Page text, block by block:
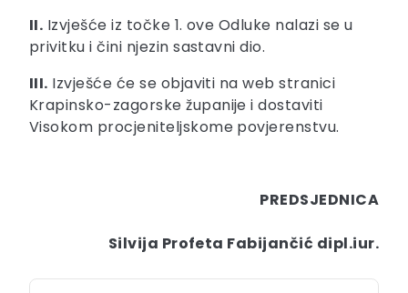
II. Izvješće iz točke 1. ove Odluke nalazi se u
privitku i čini njezin sastavni dio.
III. Izvješće će se objaviti na web stranici
Krapinsko-zagorske županije i dostaviti
Visokom procjeniteljskome povjerenstvu.
PREDSJEDNICA
Silvija Profeta Fabijančić dipl.iur.